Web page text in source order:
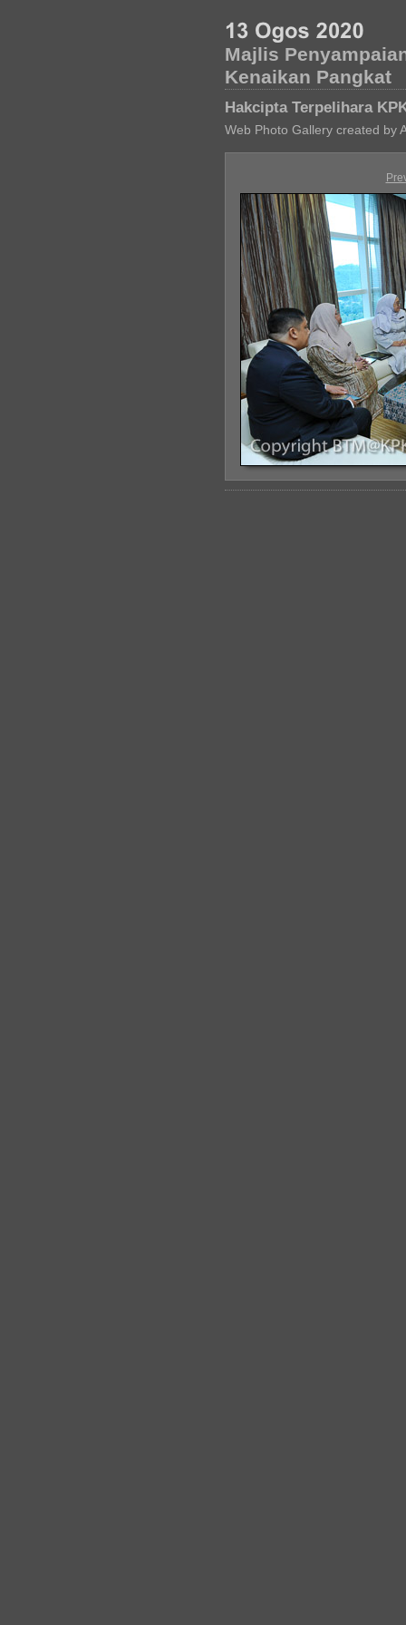
Majlis
Kenaikan Pangkat
Hakcipta Terpelihara
Web Photo Gallery created by